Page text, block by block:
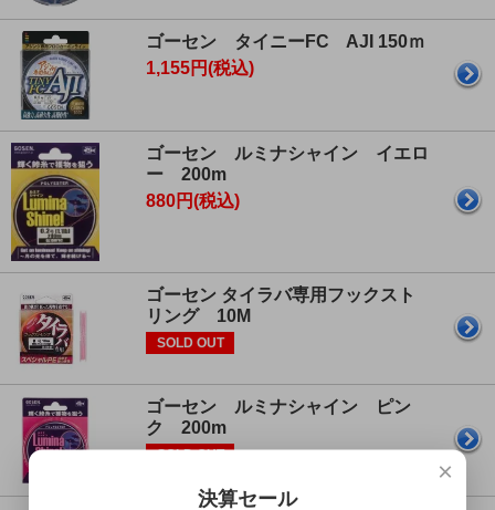
ゴーセン タイニーFC AJI 150ｍ
1,155円(税込)
ゴーセン ルミナシャイン イエロ
ー 200m
880円(税込)
ゴーセン タイラバ専用フックスト
リング 10M
SOLD OUT
ゴーセン ルミナシャイン ピン
ク 200m
SOLD OUT
×
決算セール